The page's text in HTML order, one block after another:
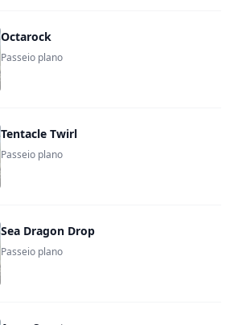
Octarock
Passeio plano
Tentacle Twirl
Passeio plano
Sea Dragon Drop
Passeio plano